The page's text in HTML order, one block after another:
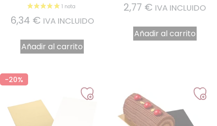
6,34 € IVA INCLUIDO
Añadir al carrito
2,77 € IVA INCLUIDO
Añadir al carrito
-20%